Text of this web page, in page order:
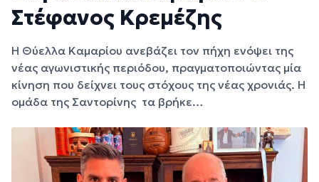
Στέφανος Κρεμέζης
Η Θύελλα Καμαρίου ανεβάζει τον πήχη ενόψει της
νέας αγωνιστικής περιόδου, πραγματοποιώντας μία
κίνηση που δείχνει τους στόχους της νέας χρονιάς. Η
ομάδα της Σαντορίνης τα βρήκε…